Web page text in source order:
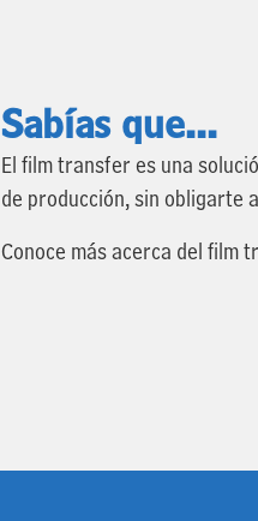
Sabías que...
El film transfer es una
de producción, sin obligarte
Conoce más acerca del film